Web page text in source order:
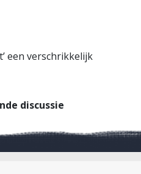
een verschrikkelijk
discussie